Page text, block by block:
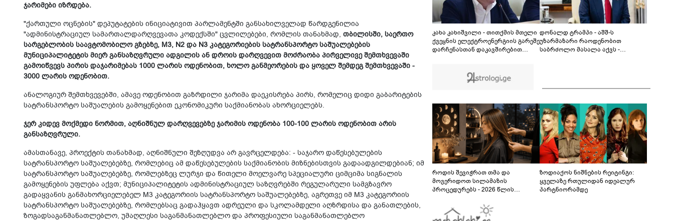
ირაკლი კობახიძის ბრიფინგი - "არსებობს
ცნობილი გამონათქვამი - რასაც პეტრე ამბობს
პავლეზე, პეტრეზე მეტს ამბობს, ვიდრე
პავლეზე"
ჯარიმები იზრდება.
"ქართული ოცნების" დეპუტატების ინიციატივით პარლამენტში განსახილველად წარდგენილია
"ადმინისტრაციულ სამართალდარღვევათა კოდექსში" ცვლილებები, რომლის თანახმად, თბილისში, საერთო
სარგებლობის საავტომობილო გზებზე, M3, N2 და N3 კატეგორიების სატრანსპორტო საშუალებების
მუნიციპალიტეტის მიერ განსაზღვრული ადგილის ან დროის დარღვევით მოძრაობა პირველივე შემთხვევაში
გამოიწვევს პირის დაჯარიმებას 1000 ლარის ოდენობით, ხოლო განმეორების და ყოველ შემდეგ შემთხვევაში -
3000 ლარის ოდენობით.
ანალოგიურ შემთხვევებში, ამავე ოდენობით გაზრდილი ჯარიმა დაეკისრება პირს, რომელიც დიდი გაბარიტების
სატრანსპორტო საშუალების გამოყენებით ეკონომიკური საქმიანობას ახორციელებს.
ჯერ კიდევ მოქმედი ნორმით, აღნიშნულ დარღვევებზე ჯარიმის ოდენობა 100-100 ლარის ოდენობით არის
განსაზღვრული.
ამასთანავე, პროექტის თანახმად, აღნიშნული შეზღუდვა არ გავრცელდება: - საჯარო დაწესებულების
სატრანსპორტო საშუალებებზე, რომლებიც ამ დაწესებულების საქმიანობის მიზნებისთვის გადაადგილდებიან; იმ
სატრანსპორტო საშუალებებზე, რომლებზეც ლურჯი და წითელი მოელვარე სპეციალური ციმციმა სიგნალის
გამოყენების უფლება აქვთ; მუნიციპალიტეტის ადმინისტრაციულ საზღვრებში რეგულარული სამგზავრო
გადაყვანის განმახორციელებელ M3 კატეგორიის სატრანსპორტო საშუალებებზე, აგრეთვე იმ M3 კატეგორიის
სატრანსპორტო საშუალებებზე, რომლებსაც გადაჰყავთ ადრეული და სკოლამდელი აღზრდისა და განათლების,
ზოგადსაგანმანათლებლო, უმაღლესი საგანმანათლებლო და პროფესიული საგანმანათლებლო
კახა კახიშვილი - თითქმის მთელი
ქვეყნის ელექტროენერგიის გარეშე
დარჩენასთან დაკავშირებით
მსგავსი გათიშვა გარდაუვალი
იყო, რატომ არ გააფრთხილეს
დონალდ ტრამპი - აშშ-ს
უზარმაზარი რაოდენობით
საბრძოლო მასალა აქვს -
როდის შევიჭრათ თმა და
მოვერიდოთ სილამაზის
პროცედურებს - 2026 წლის
გზამკვლევი
ზოდიაქოს ნიშნების რეიტინგი:
ყველაზე რთულიდან იდეალურ
პარტნიორამდე